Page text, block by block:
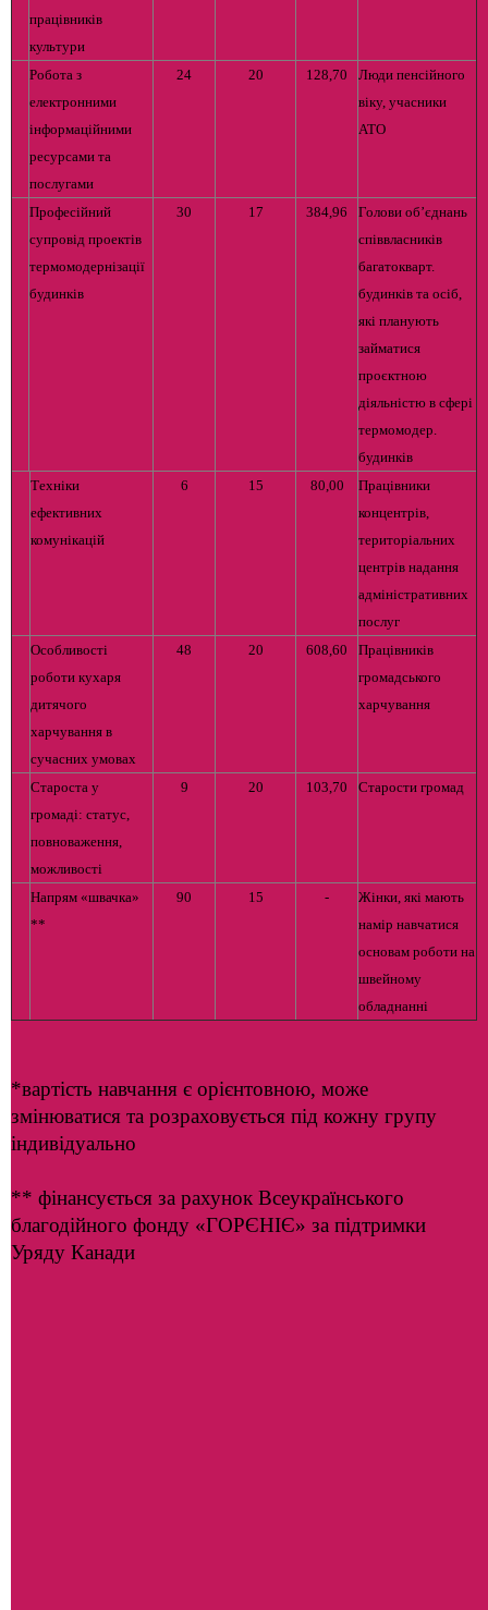
працівників
культури
Робота з
електронними
інформаційними
ресурсами та
послугами
24 20 128,70
Люди пенсійного
віку, учасники
АТО
Професійний
супровід проектів
термомодернізації
будинків
30 17 384,96
Голови об’єднань
співвласників
багатокварт.
будинків та осіб,
які планують
займатися
проєктною
діяльністю в сфері
термомодер.
будинків
Техніки
ефективних
комунікацій
6 15 80,00
Працівники
концентрів,
територіальних
центрів надання
адміністративних
послуг
Особливості
роботи кухаря
дитячого
харчування в
сучасних умовах
48 20 608,60
Працівників
громадського
харчування
Староста у
громаді: статус,
повноваження,
можливості
9 20 103,70 Старости громад
Напрям «швачка»
**
90 15 -
Жінки, які мають
намір навчатися
основам роботи на
швейному
обладнанні
*вартість навчання є орієнтовною, може
змінюватися та розраховується під кожну групу
індивідуально
** фінансується за рахунок Всеукраїнського
благодійного фонду «ГОРЄНІЄ» за підтримки
Уряду Канади